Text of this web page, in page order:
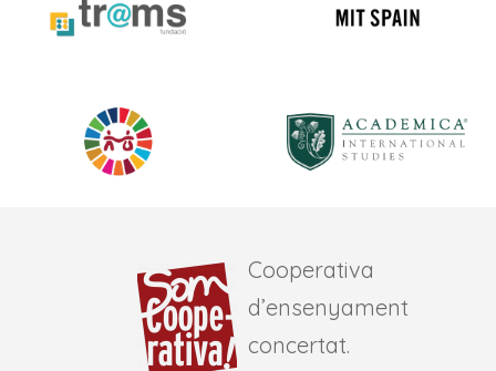
Cooperativa
d’ensenyament
concertat.